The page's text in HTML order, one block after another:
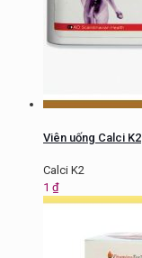
Viên uống Calci K2
Calci K2
1 ₫